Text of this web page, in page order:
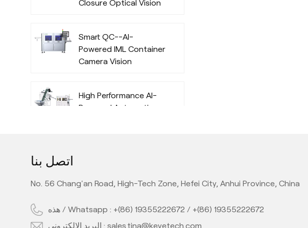
Closure Optical Vision
Algorithm
Smart QC--AI-
Powered IML Container
Camera Vision
Algorithm
High Performance AI-
Powered Automatic
Machine with AI
High Performance Inline
AI PE Bottle Quality
اتصل بنا
No. 56 Chang'an Road, High-Tech Zone, Hefei City, Anhui Province, China
هذه / Whatsapp : +(86) 19355222672 / +(86) 19355222672
البريد الإلكتروني :sales.tina@keyetech.com